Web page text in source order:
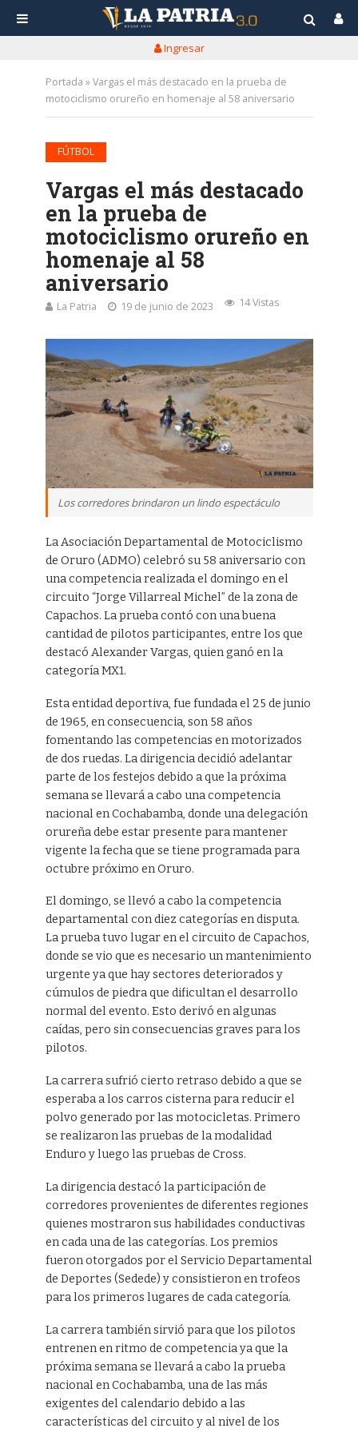
Ingresar
Portada »Vargas el más destacado en la prueba de
motociclismo orureño en homenaje al 58 aniversario
FÚTBOL
Vargas el más destacado
en la prueba de
motociclismo orureño en
homenaje al 58
aniversario
La Patria 19 de junio de 2023 14 Vistas
Los corredores brindaron un lindo espectáculo
La Asociación Departamental de Motociclismo
de Oruro (ADMO) celebró su 58 aniversario con
una competencia realizada el domingo en el
circuito “Jorge Villarreal Michel” de la zona de
Capachos. La prueba contó con una buena
cantidad de pilotos participantes, entre los que
destacó Alexander Vargas, quien ganó en la
categoría MX1.
Esta entidad deportiva, fue fundada el 25 de junio
de 1965, en consecuencia, son 58 años
fomentando las competencias en motorizados
de dos ruedas. La dirigencia decidió adelantar
parte de los festejos debido a que la próxima
semana se llevará a cabo una competencia
nacional en Cochabamba, donde una delegación
orureña debe estar presente para mantener
vigente la fecha que se tiene programada para
octubre próximo en Oruro.
El domingo, se llevó a cabo la competencia
departamental con diez categorías en disputa.
La prueba tuvo lugar en el circuito de Capachos,
donde se vio que es necesario un mantenimiento
urgente ya que hay sectores deteriorados y
cúmulos de piedra que dificultan el desarrollo
normal del evento. Esto derivó en algunas
caídas, pero sin consecuencias graves para los
pilotos.
La carrera sufrió cierto retraso debido a que se
esperaba a los carros cisterna para reducir el
polvo generado por las motocicletas. Primero
se realizaron las pruebas de la modalidad
Enduro y luego las pruebas de Cross.
La dirigencia destacó la participación de
corredores provenientes de diferentes regiones
quienes mostraron sus habilidades conductivas
en cada una de las categorías. Los premios
fueron otorgados por el Servicio Departamental
de Deportes (Sedede) y consistieron en trofeos
para los primeros lugares de cada categoría.
La carrera también sirvió para que los pilotos
entrenen en ritmo de competencia ya que la
próxima semana se llevará a cabo la prueba
nacional en Cochabamba, una de las más
exigentes del calendario debido a las
características del circuito y al nivel de los